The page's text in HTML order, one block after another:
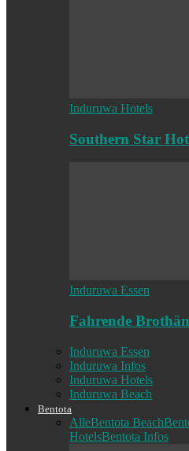
Induruwa Hotels
Southern Star
Induruwa Essen
Fahrende
Induruwa Essen
Induruwa Infos
Induruwa Hotels
Induruwa Beach
Bentota
AlleBentota Beach
HotelsBentota Infos